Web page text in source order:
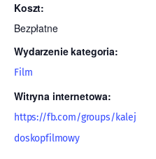
Koszt:
Bezpłatne
Wydarzenie kategoria:
Film
Witryna internetowa:
https://fb.com/groups/kalej
doskopfilmowy